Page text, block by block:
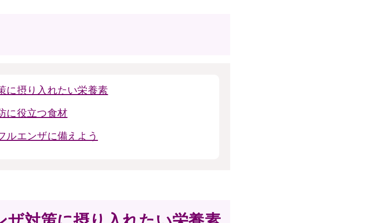
に摂り入れたい栄養素
に役立つ食材
ルエンザに備えよう